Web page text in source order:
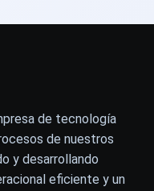
de tecnología
de nuestros
y desarrollando
eficiente y un